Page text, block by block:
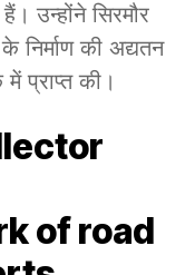
उन्होंने सिरमौर
निर्माण की अद्यतन
प्राप्त की।
of road